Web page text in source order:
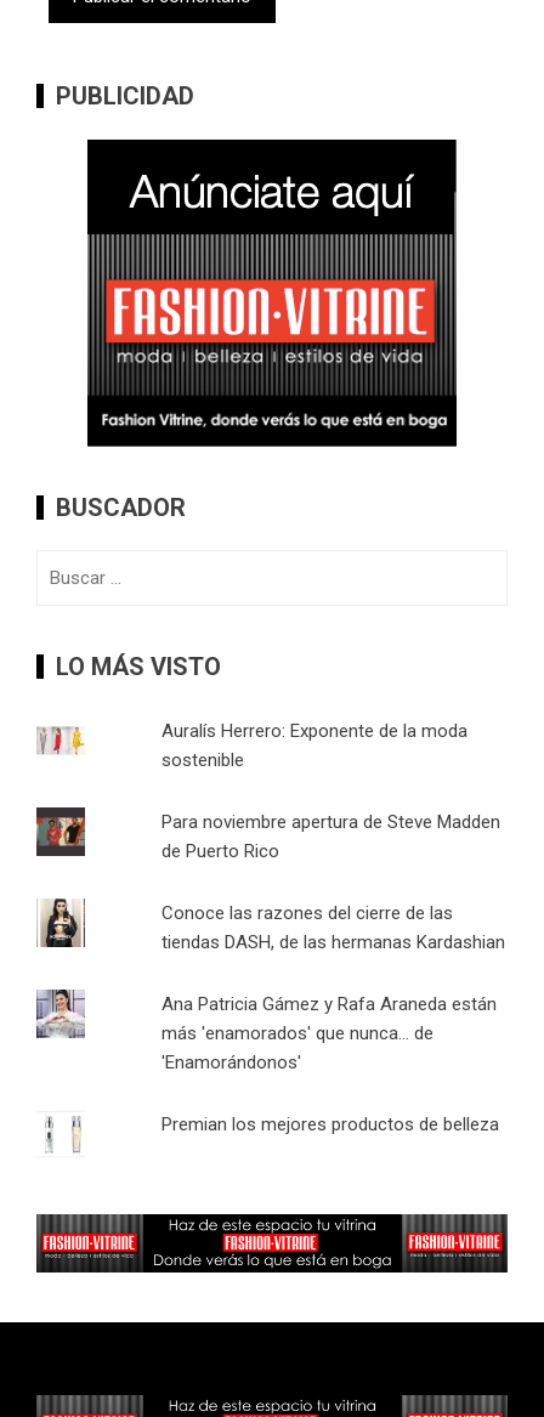
PUBLICIDAD
BUSCADOR
LO MÁS VISTO
Auralís Herrero: Exponente de la moda
sostenible
Para noviembre apertura de Steve Madden
de Puerto Rico
Conoce las razones del cierre de las
tiendas DASH, de las hermanas Kardashian
Ana Patricia Gámez y Rafa Araneda están
más 'enamorados' que nunca... de
'Enamorándonos'
Premian los mejores productos de belleza